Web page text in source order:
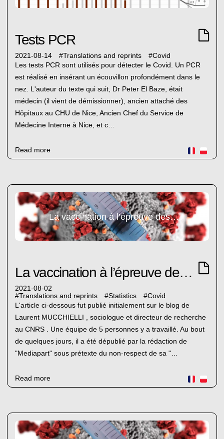
Tests PCR
2021-08-14 #Translations and reprints #Covid
Les tests PCR sont utilisés pour détecter le Covid. Un PCR
est réalisé en insérant un écouvillon profondément dans le
nez. L'auteur du texte qui suit, Dr Peter El Baze, était
médecin (il vient de démissionner), ancien attaché des
Hôpitaux au CHU de Nice, Ancien Chef du Service de
Médecine Interne à Nice, et c…
Read more
La vaccination à l’épreuve des faits (2)
La vaccination à l’épreuve des faits (2)
2021-08-02
#Translations and reprints #Statistics #Covid
L'article ci-dessous fut publié initialement sur le blog de
Laurent MUCCHIELLI , sociologue et directeur de recherche
au CNRS . Une équipe de 5 personnes y a travaillé. Au bout
de quelques jours, il a été dépublié par la rédaction de
"Mediapart" sous prétexte du non-respect de sa "…
Read more